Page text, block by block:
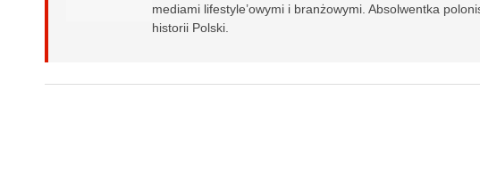
mediami lifestyle’owymi i branżowymi. Absolwentka
historii Polski.